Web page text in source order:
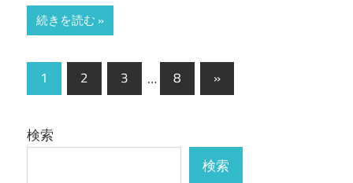
続きを読む
投
の
1 2 3 … 8
次
の
事
»
検索
検索